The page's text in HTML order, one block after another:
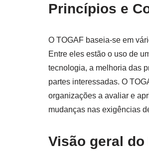
Princípios e
O TOGAF baseia-se em
Entre eles estão o uso de
tecnologia, a melhoria das
partes interessadas. O
organizações a avaliar e
mudanças nas exigências
Visão geral do